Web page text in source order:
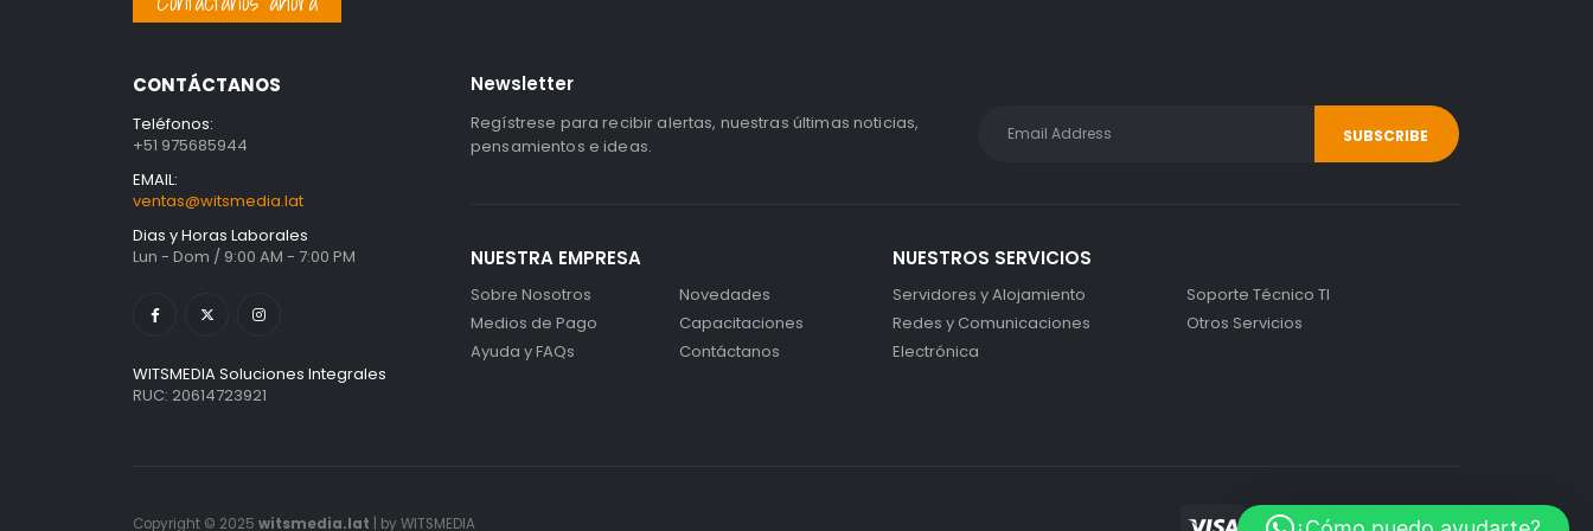
CONTÁCTANOS
Teléfonos:
+51 975685944
EMAIL:
ventas@witsmedia.lat
Dias y Horas Laborales
Lun - Dom / 9:00 AM - 7:00 PM
WITSMEDIA Soluciones Integrales
RUC: 20614723921
Newsletter
Regístrese para recibir alertas, nuestras últimas noticias,
pensamientos e ideas.
NUESTRA EMPRESA
Sobre Nosotros
Medios de Pago
Ayuda y FAQs
Novedades
Capacitaciones
Contáctanos
NUESTROS SERVICIOS
Servidores y Alojamiento
Redes y Comunicaciones
Electrónica
Soporte Técnico TI
Otros Servicios
Copyright © 2025 witsmedia.lat | by WITSMEDIA